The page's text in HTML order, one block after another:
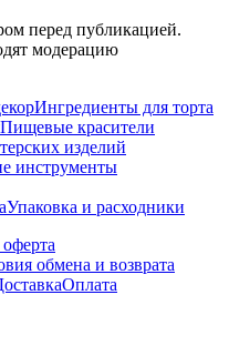
перед публикацией.
модерацию
Ингредиенты для торта
Пищевые красители
изделий
инструменты
Упаковка и расходники
обмена и возврата
Оплата